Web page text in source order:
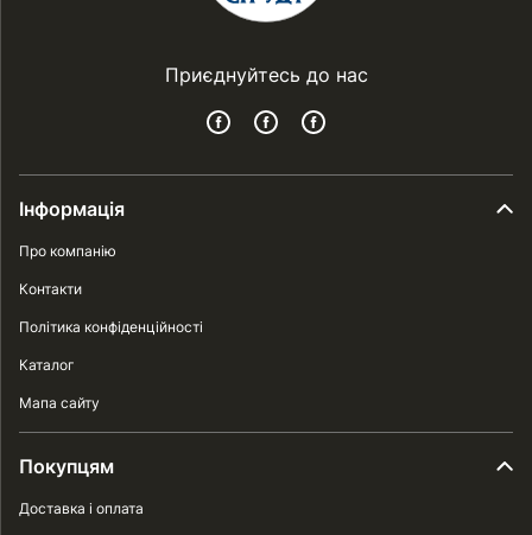
Приєднуйтесь до нас
Інформація
Про компанію
Контакти
Політика конфіденційності
Каталог
Мапа сайту
Покупцям
Доставка і оплата